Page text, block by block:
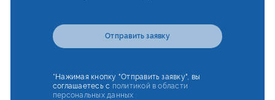
Отправить заявку
*Нажимая кнопку "Отправить заявку", вы
соглашаетесь с политикой в области
персональных данных